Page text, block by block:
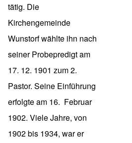
tätig. Die
Kirchengemeinde
Wunstorf wählte ihn nach
seiner Probepredigt am
17. 12. 1901 zum 2.
Pastor. Seine Einführung
erfolgte am 16. Februar
1902. Viele Jahre, von
1902 bis 1934, war er